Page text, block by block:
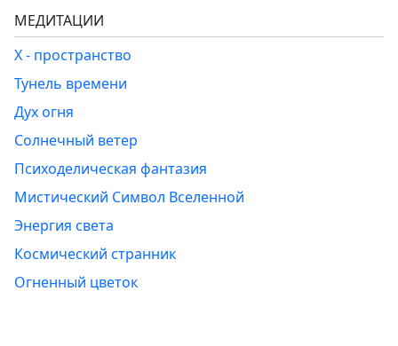
МЕДИТАЦИИ
Х - пространство
Тунель времени
Дух огня
Солнечный ветер
Психоделическая фантазия
Мистический Символ Вселенной
Энергия света
Космический странник
Огненный цветок